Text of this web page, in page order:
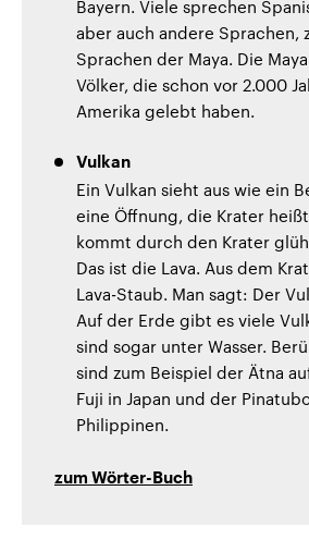
Bayern. Viele sprechen
aber auch andere Sprachen,
Sprachen der Maya. Die
Völker, die schon vor 2.000
Amerika gelebt haben.
Vulkan
Ein Vulkan sieht aus wie ein
eine Öffnung, die Krater
kommt durch den Krater
Das ist die Lava. Aus dem
Lava-Staub. Man sagt: Der
Auf der Erde gibt es viele
sind sogar unter Wasser.
sind zum Beispiel der Ätna
Fuji in Japan und der
Philippinen.
zum Wörter-Buch